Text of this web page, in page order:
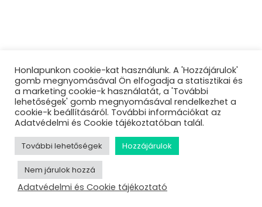
Honlapunkon cookie-kat használunk. A 'Hozzájárulok'
gomb megnyomásával Ön elfogadja a statisztikai és
a marketing cookie-k használatát, a 'További
lehetőségek' gomb megnyomásával rendelkezhet a
cookie-k beállításáról. További információkat az
Adatvédelmi és Cookie tájékoztatóban talál.
További lehetőségek Hozzájárulok
Nem járulok hozzá
Adatvédelmi és Cookie tájékoztató